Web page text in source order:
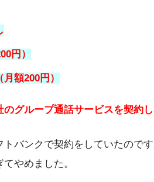
円）
月額200円）
グループ通話サービスを契約し
バンクで契約をしていたので
やめました。